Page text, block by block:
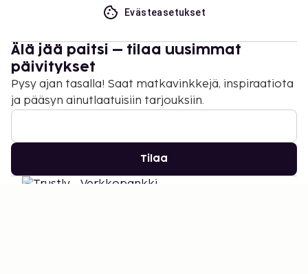
Evästeasetukset
Älä jää paitsi – tilaa uusimmat
päivitykset
Pysy ajan tasalla! Saat matkavinkkejä, inspiraatiota
ja pääsyn ainutlaatuisiin tarjouksiin.
Tilaa